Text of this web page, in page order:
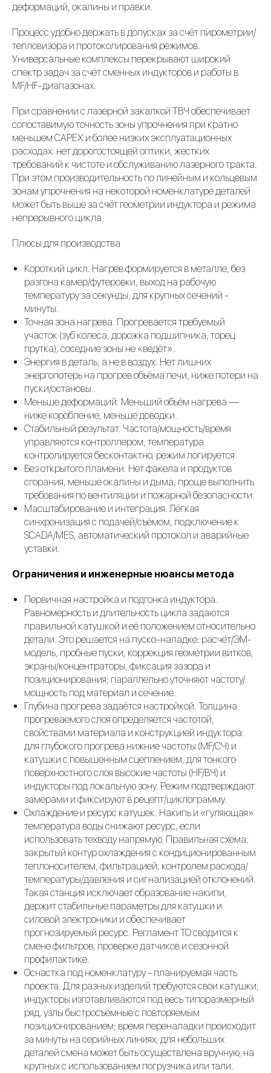
деформаций, окалины и правки.
Процесс удобно держать в допусках за счёт пирометрии/
тепловизора и протоколирования режимов.
Универсальные комплексы перекрывают широкий
спектр задач за счёт сменных индукторов и работы в
MF/HF-диапазонах.
При сравнении с лазерной закалкой ТВЧ обеспечивает
сопоставимую точность зоны упрочнения при кратно
меньшем CAPEX и более низких эксплуатационных
расходах: нет дорогостоящей оптики, жестких
требований к чистоте и обслуживанию лазерного тракта.
При этом производительность по линейным и кольцевым
зонам упрочнения на некоторой номенклатуре деталей
может быть выше за счёт геометрии индуктора и режима
непрерывного цикла.
Плюсы для производства
Короткий цикл. Нагрев формируется в металле, без
разгона камер/футеровки, выход на рабочую
температуру за секунды, для крупных сечений -
минуты.
Точная зона нагрева. Прогревается требуемый
участок (зуб колеса, дорожка подшипника, торец
прутка), соседние зоны не «ведёт».
Энергия в деталь, а не в воздух. Нет лишних
энергопотерь на прогрев объёма печи, ниже потери на
пуски/остановы.
Меньше деформаций. Меньший объём нагрева —
ниже коробление, меньше доводки.
Стабильный результат. Частота/мощность/время
управляются контроллером, температура
контролируется бесконтактно, режим логируется.
Без открытого пламени. Нет факела и продуктов
сгорания, меньше окалины и дыма, проще выполнить
требования по вентиляции и пожарной безопасности.
Масштабирование и интеграция. Лёгкая
синхронизация с подачей/съёмом, подключение к
SCADA/MES, автоматический протокол и аварийные
уставки.
Ограничения и инженерные нюансы метода
Первичная настройка и подгонка индуктора.
Равномерность и длительность цикла задаются
правильной катушкой и её положением относительно
детали. Это решается на пуско-наладке: расчёт/ЭМ-
модель, пробные пуски, коррекция геометрии витков,
экраны/концентраторы, фиксация зазора и
позиционирования; параллельно уточняют частоту/
мощность под материал и сечение.
Глубина прогрева задаётся настройкой. Толщина
прогреваемого слоя определяется частотой,
свойствами материала и конструкцией индуктора:
для глубокого прогрева нижние частоты (MF/СЧ) и
катушки с повышенным сцеплением, для тонкого
поверхностного слоя высокие частоты (HF/ВЧ) и
индукторы под локальную зону. Режим подтверждают
замерами и фиксируют в рецепт/циклограмму.
Охлаждение и ресурс катушек. Накипь и «гуляющая»
температура воды снижают ресурс, если
использовать техводу напрямую. Правильная схема:
закрытый контур охлаждения с кондиционированным
теплоносителем, фильтрацией, контролем расхода/
температуры/давления и сигнализацией отклонений.
Такая станция исключает образование накипи,
держит стабильные параметры для катушки и
силовой электроники и обеспечивает
прогнозируемый ресурс. Регламент ТО сводится к
смене фильтров, проверке датчиков и сезонной
профилактике.
Оснастка под номенклатуру - планируемая часть
проекта. Для разных изделий требуются свои катушки;
индукторы изготавливаются под весь типоразмерный
ряд, узлы быстросъёмные с повторяемым
позиционированием; время переналадки происходит
за минуты на серийных линиях, для небольших
деталей смена может быть осуществлена вручную, на
крупных с использованием погрузчика или тали.